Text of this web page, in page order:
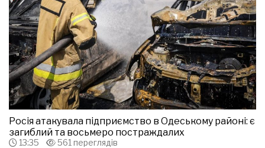
Росія атакувала підприємство в Одеському районі: є
загиблий та восьмеро постраждалих
13:35 561 переглядів